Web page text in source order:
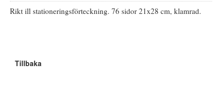
Rikt ill stationeringsförteckning. 76 sidor 21x28 cm, klamrad.
Tillbaka